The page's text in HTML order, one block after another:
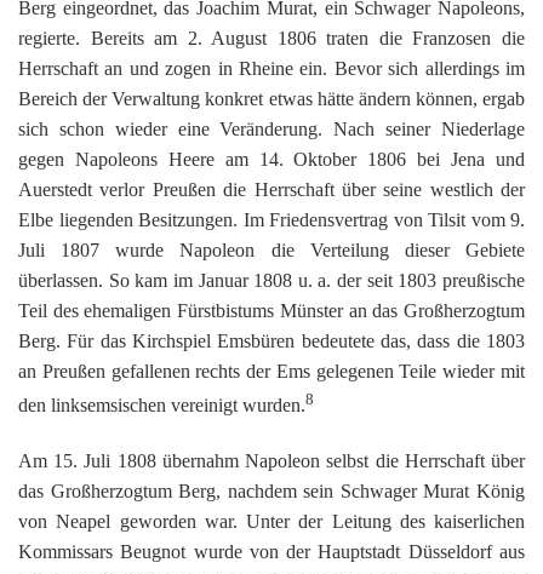
Berg eingeordnet, das Joachim Murat, ein Schwager Napoleons,
regierte. Bereits am 2. August 1806 traten die Franzosen die
Herrschaft an und zogen in Rheine ein. Bevor sich allerdings im
Bereich der Verwaltung konkret etwas hätte ändern können, ergab
sich schon wieder eine Veränderung. Nach seiner Niederlage
gegen Napoleons Heere am 14. Oktober 1806 bei Jena und
Auerstedt verlor Preußen die Herrschaft über seine westlich der
Elbe liegenden Besitzungen. Im Friedensvertrag von Tilsit vom 9.
Juli 1807 wurde Napoleon die Verteilung dieser Gebiete
überlassen. So kam im Januar 1808 u. a. der seit 1803 preußische
Teil des ehemaligen Fürstbistums Münster an das Großherzogtum
Berg. Für das Kirchspiel Emsbüren bedeutete das, dass die 1803
an Preußen gefallenen rechts der Ems gelegenen Teile wieder mit
den linksemsischen vereinigt wurden.8
Am 15. Juli 1808 übernahm Napoleon selbst die Herrschaft über
das Großherzogtum Berg, nachdem sein Schwager Murat König
von Neapel geworden war. Unter der Leitung des kaiserlichen
Kommissars Beugnot wurde von der Hauptstadt Düsseldorf aus